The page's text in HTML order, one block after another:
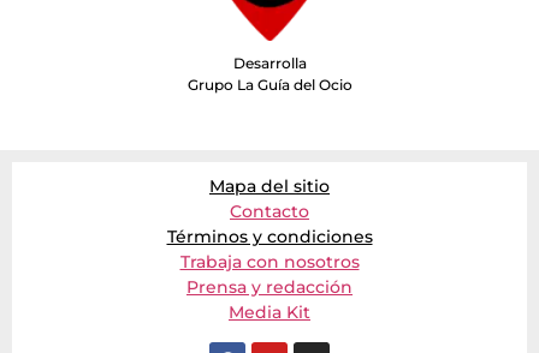
Desarrolla
Grupo La Guía del Ocio
Mapa del sitio
Contacto
Términos y condiciones
Trabaja con nosotros
Prensa y redacción
Media Kit